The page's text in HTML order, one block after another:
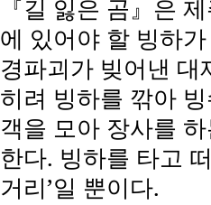
『길 잃은 곰』은
에 있어야 할 빙하
경파괴가 빚어낸
히려 빙하를 깎아
객을 모아 장사를
한다. 빙하를 타고
거리’일 뿐이다.